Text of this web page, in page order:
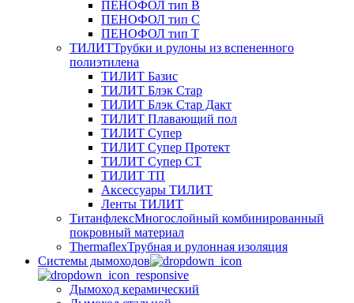
ПЕНОФОЛ тип B
ПЕНОФОЛ тип C
ПЕНОФОЛ тип T
ТИЛИТТрубки и рулоны из вспененного
полиэтилена
ТИЛИТ Базис
ТИЛИТ Блэк Стар
ТИЛИТ Блэк Стар Дакт
ТИЛИТ Плавающий пол
ТИЛИТ Супер
ТИЛИТ Супер Протект
ТИЛИТ Супер СТ
ТИЛИТ ТП
Аксессуары ТИЛИТ
Ленты ТИЛИТ
ТитанфлексМногослойный комбинированный
покровный материал
ThermaflexТрубная и рулонная изоляция
Cистемы дымоходов
Дымоход керамический